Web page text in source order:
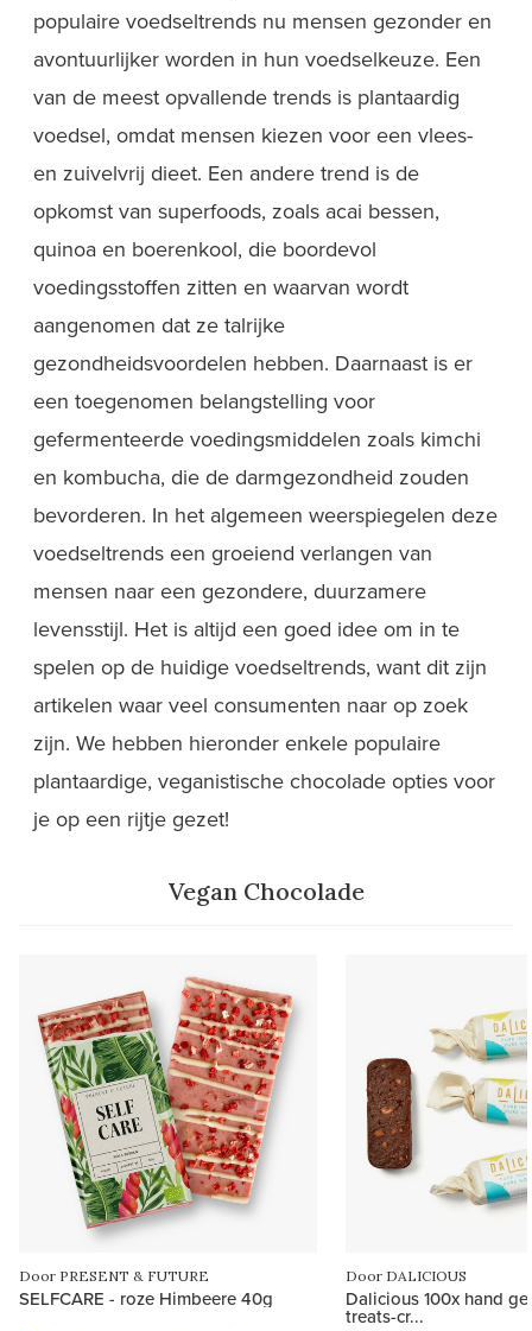
populaire voedseltrends nu mensen gezonder en
avontuurlijker worden in hun voedselkeuze. Een
van de meest opvallende trends is plantaardig
voedsel, omdat mensen kiezen voor een vlees-
en zuivelvrij dieet. Een andere trend is de
opkomst van superfoods, zoals acai bessen,
quinoa en boerenkool, die boordevol
voedingsstoffen zitten en waarvan wordt
aangenomen dat ze talrijke
gezondheidsvoordelen hebben. Daarnaast is er
een toegenomen belangstelling voor
gefermenteerde voedingsmiddelen zoals kimchi
en kombucha, die de darmgezondheid zouden
bevorderen. In het algemeen weerspiegelen deze
voedseltrends een groeiend verlangen van
mensen naar een gezondere, duurzamere
levensstijl. Het is altijd een goed idee om in te
spelen op de huidige voedseltrends, want dit zijn
artikelen waar veel consumenten naar op zoek
zijn. We hebben hieronder enkele populaire
plantaardige, veganistische chocolade opties voor
je op een rijtje gezet!
Vegan Chocolade
Door PRESENT & FUTURE
SELFCARE - roze Himbeere 40g
Door DALICIOUS
Dalicious 100x hand
treats-cr...